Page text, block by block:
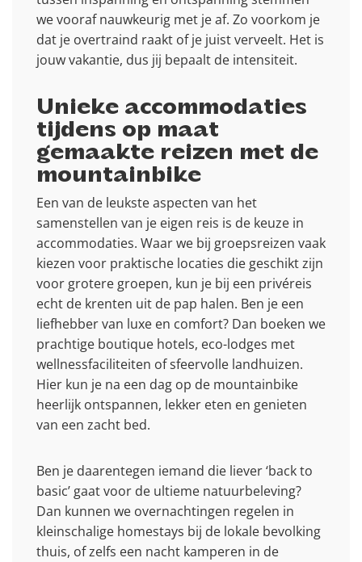
we vooraf nauwkeurig met je af. Zo voorkom je
dat je overtraind raakt of je juist verveelt. Het is
jouw vakantie, dus jij bepaalt de intensiteit.
Unieke accommodaties
tijdens op maat
gemaakte reizen met de
mountainbike
Een van de leukste aspecten van het
samenstellen van je eigen reis is de keuze in
accommodaties. Waar we bij groepsreizen vaak
kiezen voor praktische locaties die geschikt zijn
voor grotere groepen, kun je bij een privéreis
echt de krenten uit de pap halen. Ben je een
liefhebber van luxe en comfort? Dan boeken we
prachtige boutique hotels, eco-lodges met
wellnessfaciliteiten of sfeervolle landhuizen.
Hier kun je na een dag op de mountainbike
heerlijk ontspannen, lekker eten en genieten
van een zacht bed.
Ben je daarentegen iemand die liever ‘back to
basic’ gaat voor de ultieme natuurbeleving?
Dan kunnen we overnachtingen regelen in
kleinschalige homestays bij de lokale bevolking
thuis, of zelfs een nacht kamperen in de